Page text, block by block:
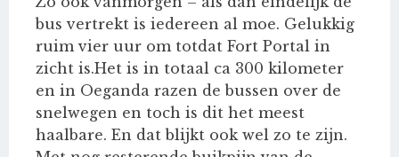
bus vertrekt is iedereen al moe. Gelukkig
ruim vier uur om totdat Fort Portal in
zicht is.Het is in totaal ca 300 kilometer
en in Oeganda razen de bussen over de
snelwegen en toch is dit het meest
haalbare. En dat blijkt ook wel zo te zijn.